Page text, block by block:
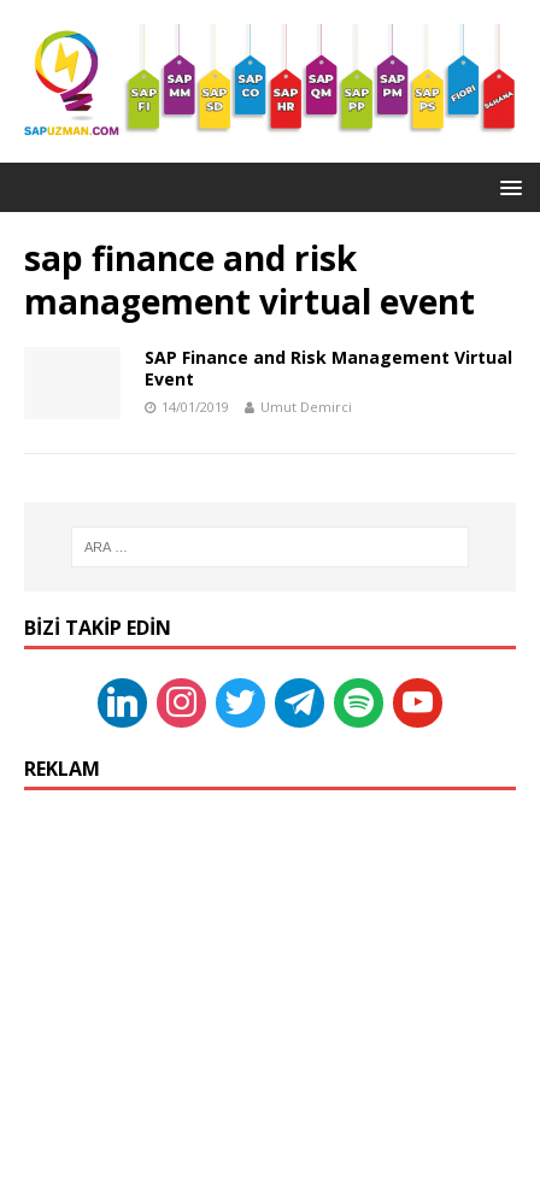
sap finance and risk
management virtual event
SAP Finance and Risk Management Virtual
Event
14/01/2019 Umut Demirci
BIZI TAKIP EDIN
REKLAM